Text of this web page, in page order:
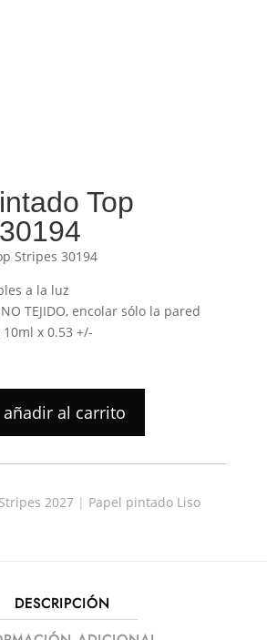
Top
Stripes 30194
a la luz
NO TEJIDO, encolar sólo la pared
x 0.53 +/-
añadir al carrito
2027| Papel pintado Liso
DESCRIPCIÓN